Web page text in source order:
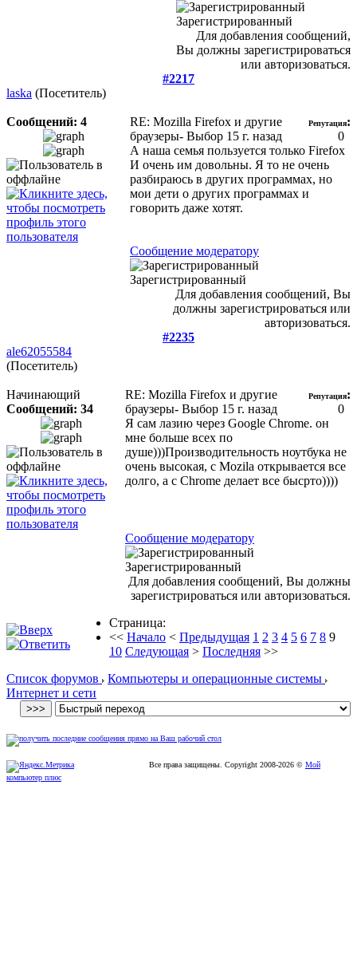
Зарегистрированный
Для добавления сообщений,
Вы должны зарегистрироваться
или авторизоваться.
#2217
laska (Посетитель)
Сообщений: 4
RE: Mozilla Firefox и другие
браузеры- Выбор 15 г. назад
Репутация:
0
А наша семья пользуется только Firefox
И очень им довольны. Я то не очень
разбираюсь в других программах, но
мои дети о других программах и
говорить даже хотят.
Сообщение модератору
Зарегистрированный
Для добавления сообщений, Вы
должны зарегистрироваться или
авторизоваться.
#2235
ale62055584
(Посетитель)
Начинающий
Сообщений: 34
RE: Mozilla Firefox и другие
браузеры- Выбор 15 г. назад
Репутация:
0
Я сам лазию через Google Chrome. он
мне больше всех по
душе)))Производительность ноутбука не
очень высокая, с Mozila открывается все
долго, а с Chrome делает все бысрто))))
Сообщение модератору
Зарегистрированный
Для добавления сообщений, Вы должны
зарегистрироваться или авторизоваться.
Страница:
<< Начало < Предыдущая 1 2 3 4 5 6 7 8 9
10 Следующая > Последняя >>
Список форумов
Компьютеры и операционные системы
Интернет и сети
Все права защищены. Copyright 2008-2026 © Мой
компьютер плюс